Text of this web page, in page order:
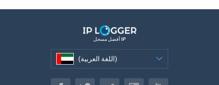
أفضل مسجل IP
(اللغة العربية)
(اللغة العربية)